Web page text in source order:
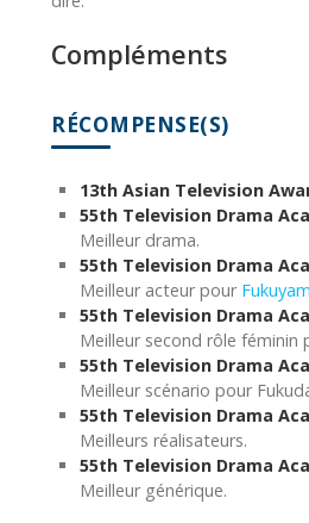
Compléments
RÉCOMPENSE(S)
13th Asian Television
55th Television Drama
Meilleur drama.
55th Television Drama
Meilleur acteur pour
55th Television Drama
Meilleur second rôle féminin
55th Television Drama
Meilleur scénario pour
55th Television Drama
Meilleurs réalisateurs.
55th Television Drama
Meilleur générique.